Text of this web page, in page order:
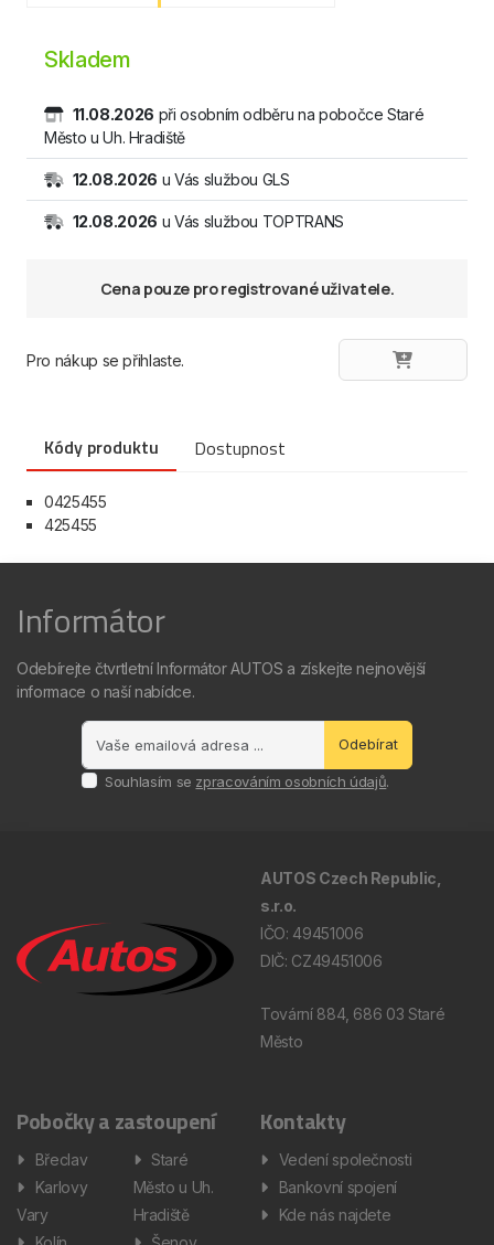
Skladem
11.08.2026 při osobním odběru na pobočce Staré
Město u Uh. Hradiště
12.08.2026 u Vás službou GLS
12.08.2026 u Vás službou TOPTRANS
Cena pouze pro registrované uživatele.
Pro nákup se přihlaste.
Kódy produktu Dostupnost
0425455
425455
Informátor
Odebírejte čtvrtletní Informátor AUTOS a získejte nejnovější
informace o naší nabídce.
Odebírat
Souhlasím se zpracováním osobních údajů.
AUTOS Czech Republic,
s.r.o.
IČO: 49451006
DIČ: CZ49451006
Tovární 884, 686 03 Staré
Město
Pobočky a zastoupení
Břeclav
Karlovy
Vary
Staré
Město u Uh.
Hradiště
Kontakty
Vedení společnosti
Bankovní spojení
Kde nás najdete